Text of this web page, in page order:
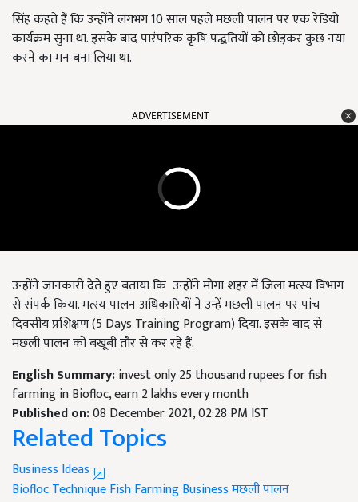
सिंह कहते हैं कि उन्होंने लगभग 10 साल पहले मछली पालन पर एक रेडियो
कार्यक्रम सुना था. इसके बाद पारंपरिक कृषि पद्धतियों को छोड़कर कुछ नया
करने का मन बना लिया था.
ADVERTISEMENT
उन्होंने जानकारी देते हुए बताया कि उन्होंने मोगा शहर में जिला मत्स्य विभाग
से संपर्क किया. मत्स्य पालन अधिकारियों ने उन्हें मछली पालन पर पांच
दिवसीय प्रशिक्षण (5 Days Training Program) दिया. इसके बाद से
मछली पालन को बखूबी तौर से कर रहे हैं.
English Summary:invest only 25 thousand rupees for fish
farming in Biofloc, earn 2 lakhs every month
Published on:08 December 2021, 02:28 PM IST
Related Topics
Business Ideas
Biofloc TechniqueFish Farming Businessमछली पालन